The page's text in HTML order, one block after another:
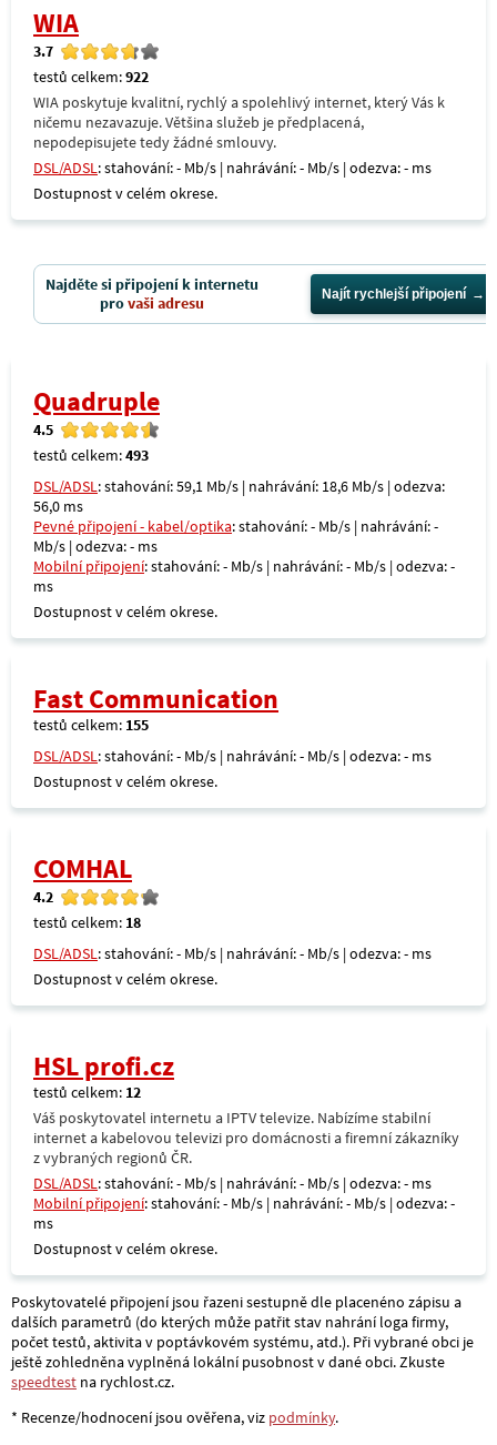
WIA
3.7
testů celkem:922
WIA poskytuje kvalitní, rychlý a spolehlivý internet, který Vás k
ničemu nezavazuje. Většina služeb je předplacená,
nepodepisujete tedy žádné smlouvy.
DSL/ADSL: stahování: - Mb/s | nahrávání: - Mb/s | odezva: - ms
Dostupnost v celém okrese.
Najděte si připojení k internetu
provaši adresu Najít rychlejší připojení
Quadruple
4.5
testů celkem:493
DSL/ADSL: stahování: 59,1 Mb/s | nahrávání: 18,6 Mb/s | odezva:
56,0 ms
Pevné připojení - kabel/optika: stahování: - Mb/s | nahrávání: -
Mb/s | odezva: - ms
Mobilní připojení: stahování: - Mb/s | nahrávání: - Mb/s | odezva: -
ms
Dostupnost v celém okrese.
Fast Communication
testů celkem: 155
DSL/ADSL: stahování: - Mb/s | nahrávání: - Mb/s | odezva: - ms
Dostupnost v celém okrese.
COMHAL
4.2
testů celkem: 18
DSL/ADSL: stahování: - Mb/s | nahrávání: - Mb/s | odezva: - ms
Dostupnost v celém okrese.
HSL profi.cz
testů celkem: 12
Váš poskytovatel internetu a IPTV televize. Nabízíme stabilní
internet a kabelovou televizi pro domácnosti a firemní zákazníky
z vybraných regionů ČR.
DSL/ADSL: stahování: - Mb/s | nahrávání: - Mb/s | odezva: - ms
Mobilní připojení: stahování: - Mb/s | nahrávání: - Mb/s | odezva: -
ms
Dostupnost v celém okrese.
Poskytovatelé připojení jsou řazeni sestupně dle placenéno zápisu a
dalších parametrů (do kterých může patřit stav nahrání loga firmy,
počet testů, aktivita v poptávkovém systému, atd.). Při vybrané obci je
ještě zohledněna vyplněná lokální pusobnost v dané obci. Zkuste
speedtest na rychlost.cz.
* Recenze/hodnocení jsou ověřena, viz podmínky.